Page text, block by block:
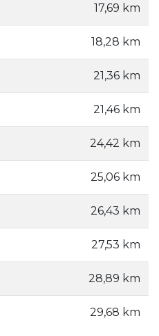
17,69 km
18,28 km
21,36 km
21,46 km
24,42 km
25,06 km
26,43 km
27,53 km
28,89 km
29,68 km